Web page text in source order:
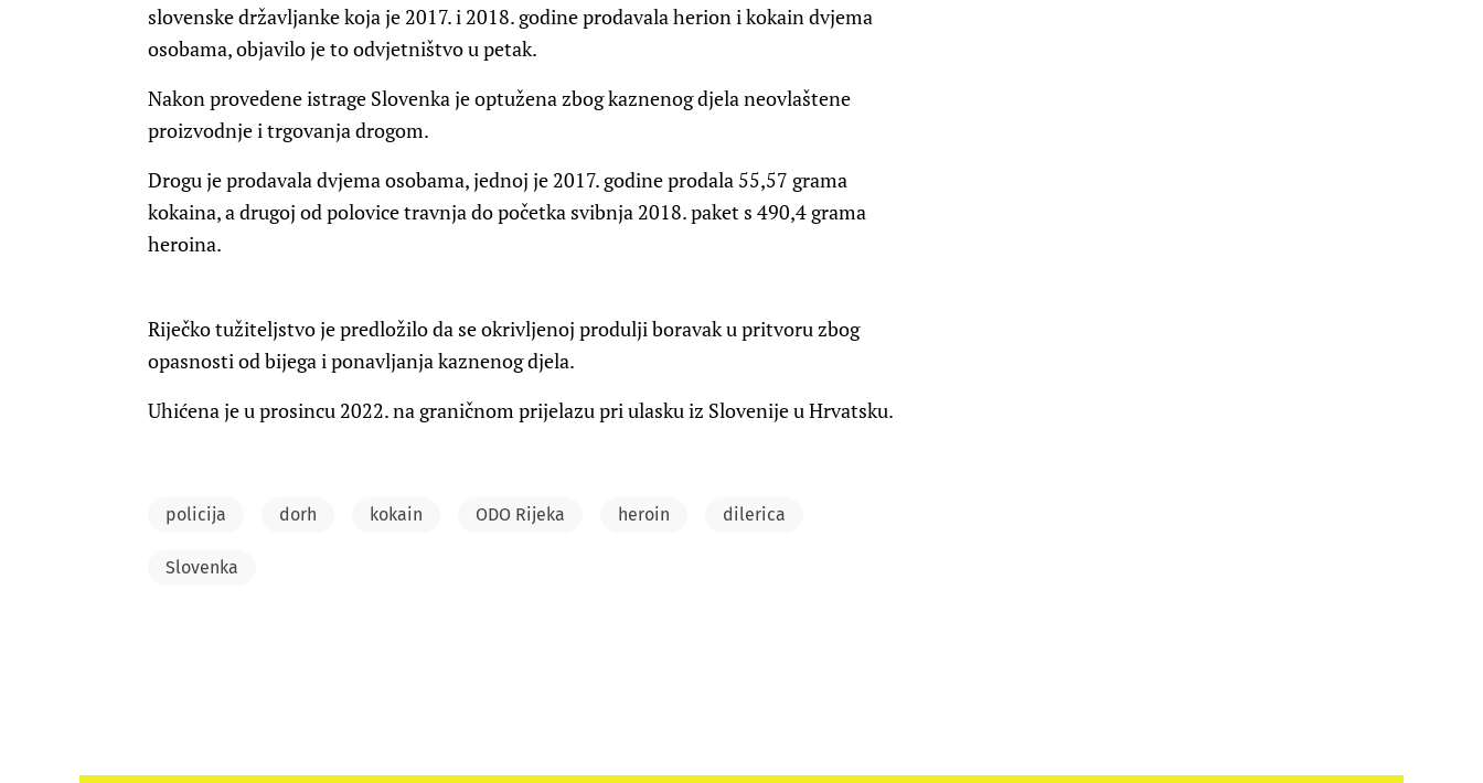
slovenske državljanke koja je 2017. i 2018. godine prodavala herion i kokain dvjema
osobama, objavilo je to odvjetništvo u petak.
Nakon provedene istrage Slovenka je optužena zbog kaznenog djela neovlaštene
proizvodnje i trgovanja drogom.
Drogu je prodavala dvjema osobama, jednoj je 2017. godine prodala 55,57 grama
kokaina, a drugoj od polovice travnja do početka svibnja 2018. paket s 490,4 grama
heroina.
Riječko tužiteljstvo je predložilo da se okrivljenoj produlji boravak u pritvoru zbog
opasnosti od bijega i ponavljanja kaznenog djela.
Uhićena je u prosincu 2022. na graničnom prijelazu pri ulasku iz Slovenije u Hrvatsku.
policija dorh kokain ODO Rijeka heroin dilerica
Slovenka